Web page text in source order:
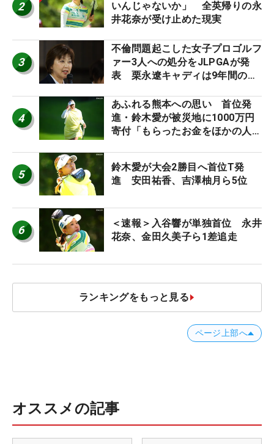
2
いんじゃないか」 全英帰りの永
井花奈が受け止めた現実
3
不倫問題起こした女子プロゴルフ
ァー3人への処分をJLPGAが発
表 栗永遼キャディは9年間の立
4
あふれる熊本への思い 首位発
進・鈴木愛が被災地に1000万円
寄付「もらったお金をほかの人
5
鈴木愛が大会2勝目へ首位T発
進 安田祐香、吉澤柚月ら5位
6
＜速報＞入谷響が単独首位 永井
花奈、金田久美子ら1差追走
ランキングをもっと見る
ページ上部へ
オススメの記事